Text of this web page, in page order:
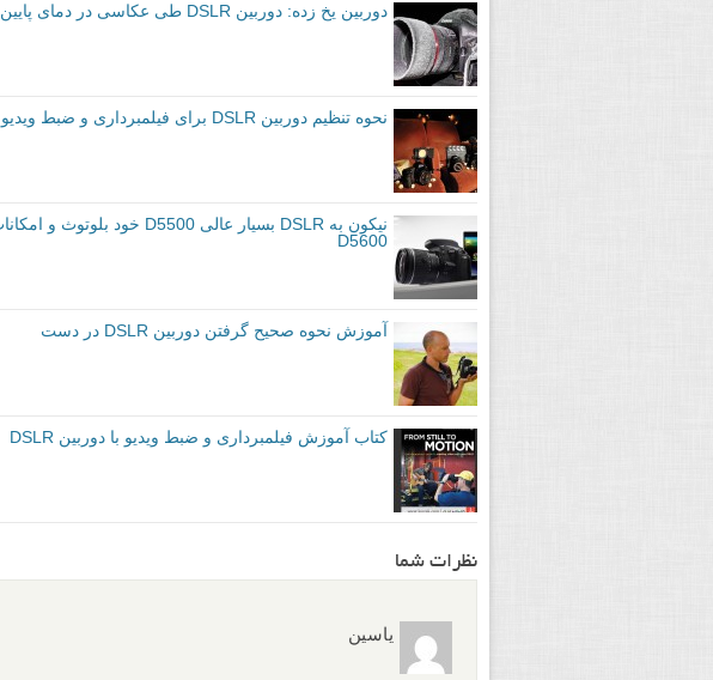
سپاس ویژه از مترجم میهمان: آقای سامان شریعتی (صفحه اینستاگرام
برگرفته از:petapixel
برچسب ها دوربین ها و تجهیزات
بیشتر بخوانید: